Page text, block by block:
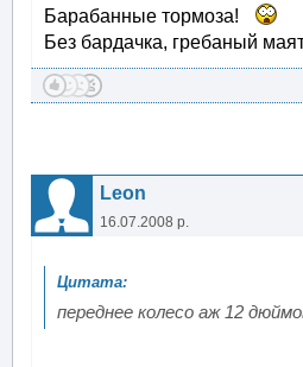
Барабанные тормоза!
Без бардачка, гребаный
Leon
16.07.2008 р.
переднее колесо аж 12